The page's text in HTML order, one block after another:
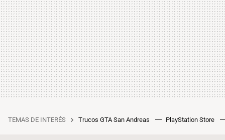
TEMAS DE INTERÉS Trucos GTA San Andreas PlayStation Store